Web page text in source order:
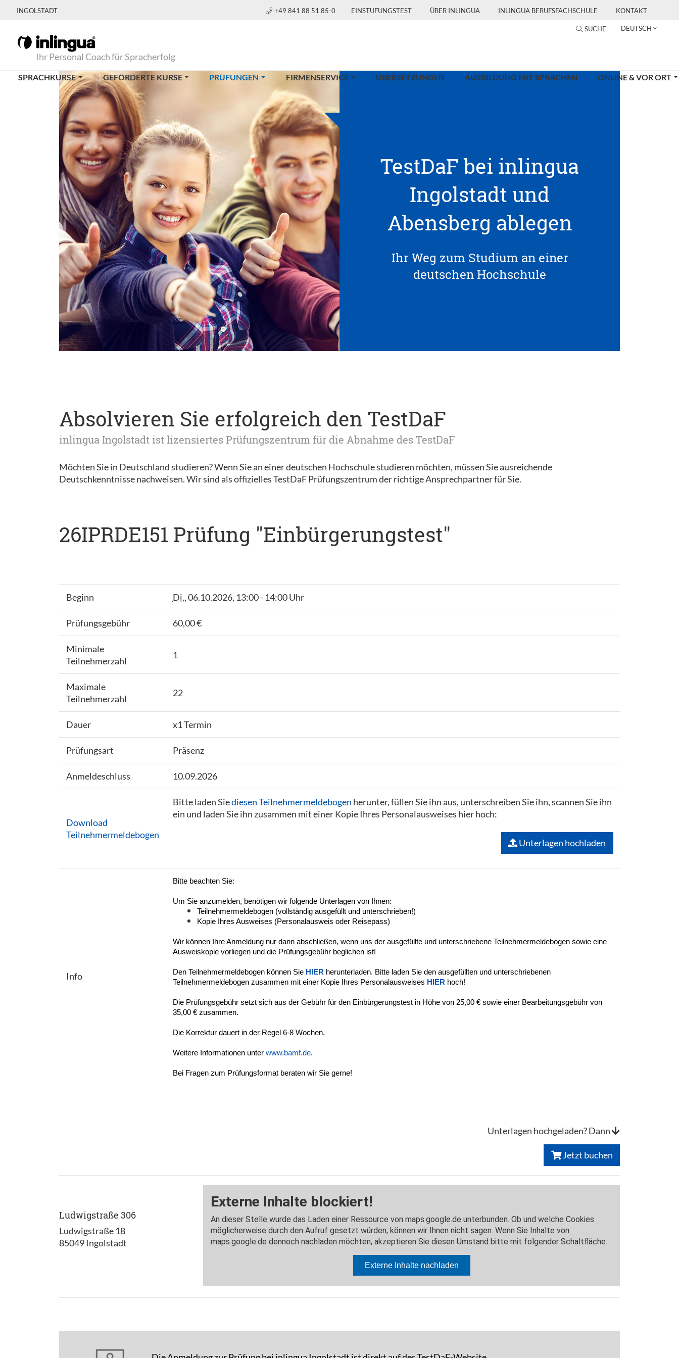
INGOLSTADT +49 841 88 51 85-0 EINSTUFUNGSTEST ÜBER INLINGUA INLINGUA BERUFSFACHSCHULE KONTAKT
SUCHE DEUTSCH
Ihr Personal Coach für Spracherfolg
SPRACHKURSE GEFÖRDERTE KURSE PRÜFUNGEN (CURRENT)FIRMENSERVICE ÜBERSETZUNGEN AUSBILDUNG MIT SPRACHEN ONLINE & VOR ORT
TestDaF bei inlingua
Ingolstadt und
Abensberg ablegen
Ihr Weg zum Studium an einer
deutschen Hochschule
Absolvieren Sie erfolgreich den TestDaF
inlingua Ingolstadt ist lizensiertes Prüfungszentrum für die Abnahme des TestDaF
Möchten Sie in Deutschland studieren? Wenn Sie an einer deutschen Hochschule studieren möchten, müssen Sie ausreichende
Deutschkenntnisse nachweisen. Wir sind als offizielles TestDaF Prüfungszentrum der richtige Ansprechpartner für Sie.
26IPRDE151 Prüfung "Einbürgerungstest"
Beginn Di., 06.10.2026, 13:00 - 14:00 Uhr
Prüfungsgebühr 60,00 €
Minimale
Teilnehmerzahl
1
Maximale
Teilnehmerzahl
22
Dauer x1 Termin
Prüfungsart Präsenz
Anmeldeschluss 10.09.2026
Download
Teilnehmermeldebogen
Bitte laden Siediesen Teilnehmermeldebogen herunter, füllen Sie ihn aus, unterschreiben Sie ihn, scannen Sie ihn
ein und laden Sie ihn zusammen mit einer Kopie Ihres Personalausweises hier hoch:
Unterlagen hochladen
Info
Bitte beachten Sie:
Um Sie anzumelden, benötigen wir folgende Unterlagen von Ihnen:
Teilnehmermeldebogen (vollständig ausgefüllt und unterschrieben!)
Kopie Ihres Ausweises (Personalausweis oder Reisepass)
Wir können Ihre Anmeldung nur dann abschließen, wenn uns der ausgefüllte und unterschriebene Teilnehmermeldebogen sowie eine
Ausweiskopie vorliegen und die Prüfungsgebühr beglichen ist!
Den Teilnehmermeldebogen können Sie HIER herunterladen. Bitte laden Sie den ausgefüllten und unterschriebenen
Teilnehmermeldebogen zusammen mit einer Kopie Ihres Personalausweises HIER hoch!
Die Prüfungsgebühr setzt sich aus der Gebühr für den Einbürgerungstest in Höhe von 25,00 € sowie einer Bearbeitungsgebühr von
35,00 € zusammen.
Die Korrektur dauert in der Regel 6-8 Wochen.
Weitere Informationen unter www.bamf.de.
Bei Fragen zum Prüfungsformat beraten wir Sie gerne!
Unterlagen hochgeladen? Dann
Jetzt buchen
Ludwigstraße 306
Ludwigstraße 18
85049 Ingolstadt